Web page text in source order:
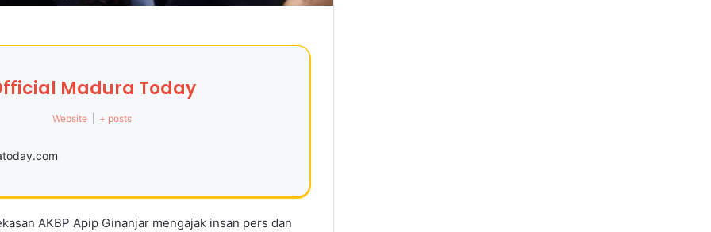
Madura Today
Website + posts
AKBP Apip Ginanjar mengajak insan pers dan